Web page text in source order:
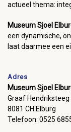
actueel thema:
Museum Sjoel
een dynamische,
laat daarmee een
Adres
Museum Sjoel
Graaf Hendriksteeg
8081 CH Elburg
Telefoon: 0525